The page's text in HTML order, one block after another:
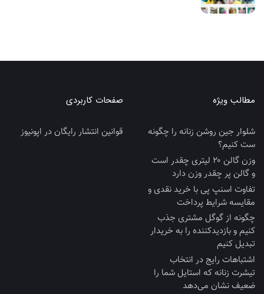
مطالب ویژه
شلوار جین روشن زنانه را چگونه
ست کنیم؟
وزن گالن ۲۰ لیتری چقدر است
و گالن پر چقدر وزن دارد
تفاوت اسنپ پی با خرید نقدی و
مقایسه شرایط پرداخت
چگونه از گوگل مشتری جذب
کنیم و بازدیدکننده را به خریدار
تبدیل کنیم
اشتباهات رایج در انتخاب
تیشرت زنانه که استایل شما را
ضعیف نشان می‌دهد
صفحات کاربردی
قوانین انتشار رایگان در اپونیوز